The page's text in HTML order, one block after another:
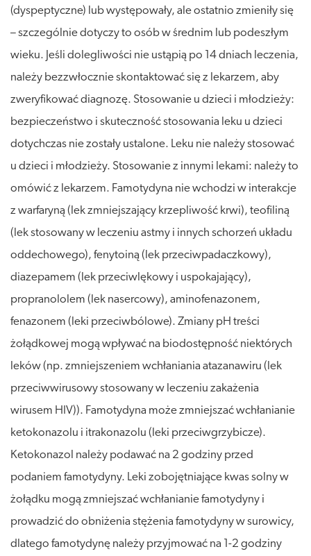
(dyspeptyczne) lub występowały, ale ostatnio zmieniły się
– szczególnie dotyczy to osób w średnim lub podeszłym
wieku. Jeśli dolegliwości nie ustąpią po 14 dniach leczenia,
należy bezzwłocznie skontaktować się z lekarzem, aby
zweryfikować diagnozę. Stosowanie u dzieci i młodzieży:
bezpieczeństwo i skuteczność stosowania leku u dzieci
dotychczas nie zostały ustalone. Leku nie należy stosować
u dzieci i młodzieży. Stosowanie z innymi lekami: należy to
omówić z lekarzem. Famotydyna nie wchodzi w interakcje
z warfaryną (lek zmniejszający krzepliwość krwi), teofiliną
(lek stosowany w leczeniu astmy i innych schorzeń układu
oddechowego), fenytoiną (lek przeciwpadaczkowy),
diazepamem (lek przeciwlękowy i uspokajający),
propranololem (lek nasercowy), aminofenazonem,
fenazonem (leki przeciwbólowe). Zmiany pH treści
żołądkowej mogą wpływać na biodostępność niektórych
leków (np. zmniejszeniem wchłaniania atazanawiru (lek
przeciwwirusowy stosowany w leczeniu zakażenia
wirusem HIV)). Famotydyna może zmniejszać wchłanianie
ketokonazolu i itrakonazolu (leki przeciwgrzybicze).
Ketokonazol należy podawać na 2 godziny przed
podaniem famotydyny. Leki zobojętniające kwas solny w
żołądku mogą zmniejszać wchłanianie famotydyny i
prowadzić do obniżenia stężenia famotydyny w surowicy,
dlatego famotydynę należy przyjmować na 1-2 godziny